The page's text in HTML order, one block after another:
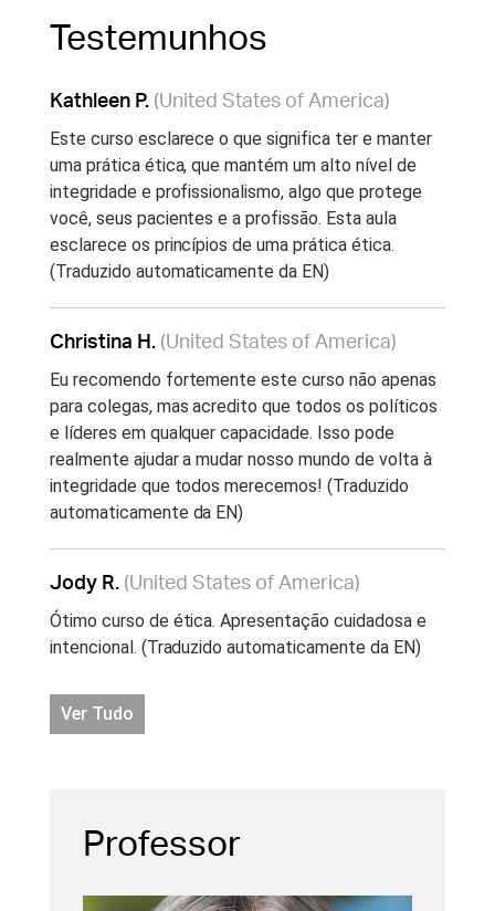
Testemunhos
Kathleen P. (United States of America)
Este curso esclarece o que significa ter e manter
uma prática ética, que mantém um alto nível de
integridade e profissionalismo, algo que protege
você, seus pacientes e a profissão. Esta aula
esclarece os princípios de uma prática ética.
(Traduzido automaticamente da EN)
Christina H. (United States of America)
Eu recomendo fortemente este curso não apenas
para colegas, mas acredito que todos os políticos
e líderes em qualquer capacidade. Isso pode
realmente ajudar a mudar nosso mundo de volta à
integridade que todos merecemos! (Traduzido
automaticamente da EN)
Jody R. (United States of America)
Ótimo curso de ética. Apresentação cuidadosa e
intencional. (Traduzido automaticamente da EN)
Ver Tudo
Professor